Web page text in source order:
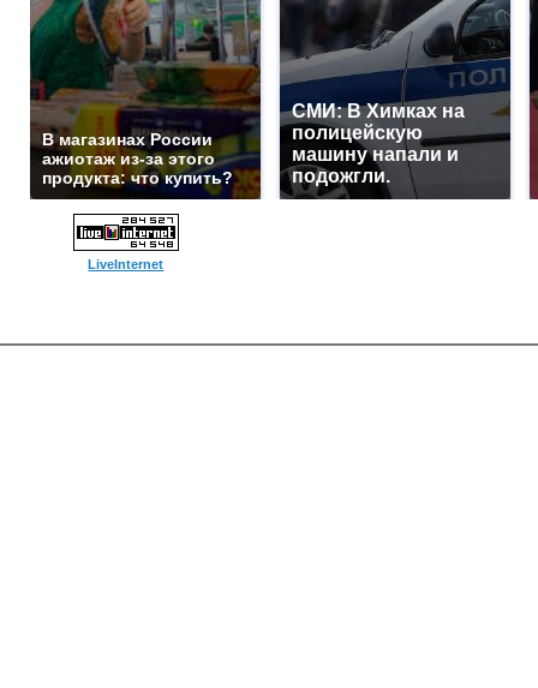
В магазинах России
ажиотаж из-за этого
продукта: что купить?
СМИ: В Химках на
полицейскую
машину напали и
подожгли.
LiveInternet